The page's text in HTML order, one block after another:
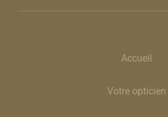
Accueil
Votre opticien